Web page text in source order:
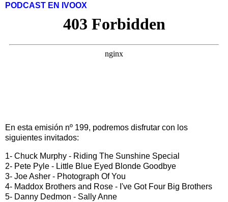
PODCAST EN IVOOX
En esta emisión nº 199, podremos disfrutar con los
siguientes invitados:
1- Chuck Murphy - Riding The Sunshine Special
2- Pete Pyle - Little Blue Eyed Blonde Goodbye
3- Joe Asher - Photograph Of You
4- Maddox Brothers and Rose - I've Got Four Big Brothers
5- Danny Dedmon - Sally Anne